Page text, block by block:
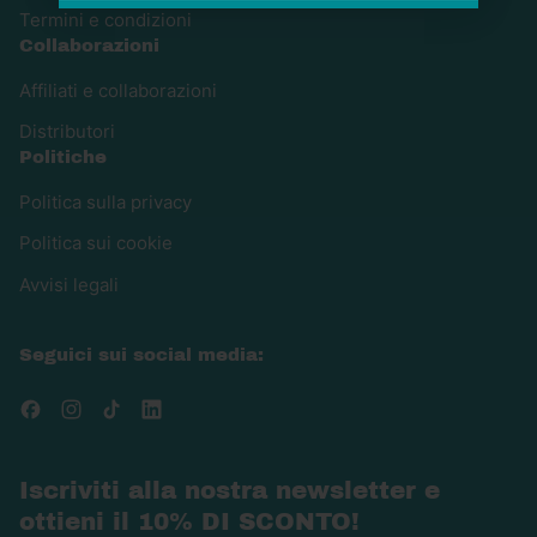
pH
neutro
–
L
Termini e condizioni
Collaborazioni
Affiliati e collaborazioni
Distributori
Politiche
Politica sulla privacy
Politica sui cookie
Avvisi legali
Seguici sui social media:
FacebookInstagram
TikTok
Iscriviti alla nostra newsletter e
ottieni il 10% DI SCONTO!